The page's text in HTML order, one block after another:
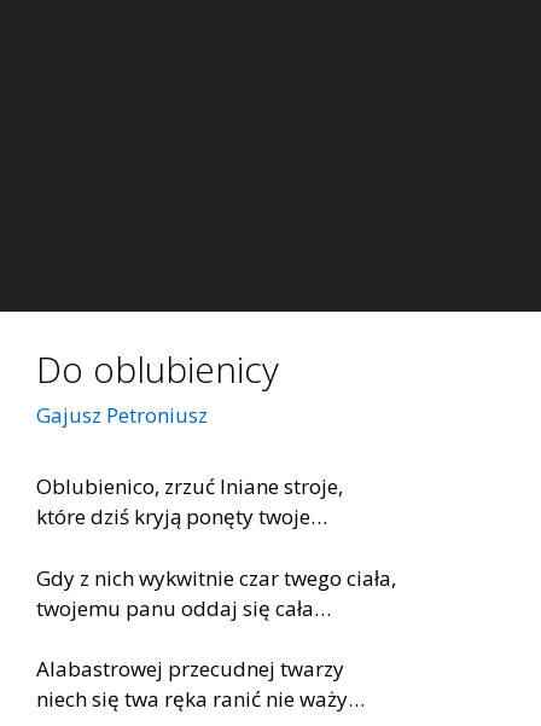
Do oblubienicy
Gajusz Petroniusz
Oblubienico, zrzuć lniane stroje,
które dziś kryją ponęty twoje…
Gdy z nich wykwitnie czar twego ciała,
twojemu panu oddaj się cała…
Alabastrowej przecudnej twarzy
niech się twa ręka ranić nie waży…